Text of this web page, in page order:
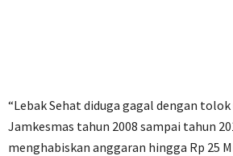
“Lebak Sehat diduga gagal dengan
Jamkesmas tahun 2008 sampai tahun
menghabiskan anggaran hingga Rp 25